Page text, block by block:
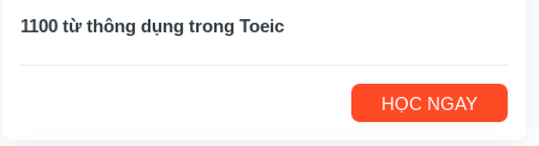
1100 từ thông dụng trong Toeic
HỌC NGAY